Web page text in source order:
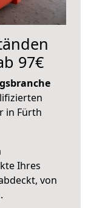
97€
in Fürth
Ihres
von